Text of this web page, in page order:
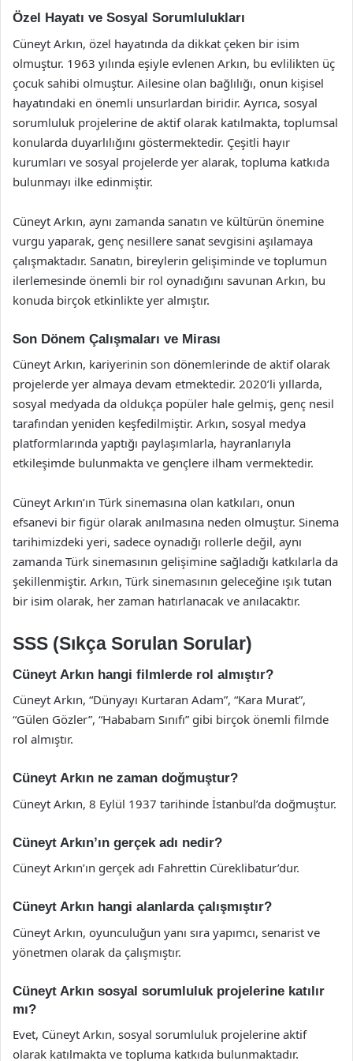
Özel Hayatı ve Sosyal Sorumlulukları
Cüneyt Arkın, özel hayatında da dikkat çeken bir isim
olmuştur. 1963 yılında eşiyle evlenen Arkın, bu evlilikten üç
çocuk sahibi olmuştur. Ailesine olan bağlılığı, onun kişisel
hayatındaki en önemli unsurlardan biridir. Ayrıca, sosyal
sorumluluk projelerine de aktif olarak katılmakta, toplumsal
konularda duyarlılığını göstermektedir. Çeşitli hayır
kurumları ve sosyal projelerde yer alarak, topluma katkıda
bulunmayı ilke edinmiştir.
Cüneyt Arkın, aynı zamanda sanatın ve kültürün önemine
vurgu yaparak, genç nesillere sanat sevgisini aşılamaya
çalışmaktadır. Sanatın, bireylerin gelişiminde ve toplumun
ilerlemesinde önemli bir rol oynadığını savunan Arkın, bu
konuda birçok etkinlikte yer almıştır.
Son Dönem Çalışmaları ve Mirası
Cüneyt Arkın, kariyerinin son dönemlerinde de aktif olarak
projelerde yer almaya devam etmektedir. 2020’li yıllarda,
sosyal medyada da oldukça popüler hale gelmiş, genç nesil
tarafından yeniden keşfedilmiştir. Arkın, sosyal medya
platformlarında yaptığı paylaşımlarla, hayranlarıyla
etkileşimde bulunmakta ve gençlere ilham vermektedir.
Cüneyt Arkın’ın Türk sinemasına olan katkıları, onun
efsanevi bir figür olarak anılmasına neden olmuştur. Sinema
tarihimizdeki yeri, sadece oynadığı rollerle değil, aynı
zamanda Türk sinemasının gelişimine sağladığı katkılarla da
şekillenmiştir. Arkın, Türk sinemasının geleceğine ışık tutan
bir isim olarak, her zaman hatırlanacak ve anılacaktır.
SSS (Sıkça Sorulan Sorular)
Cüneyt Arkın hangi filmlerde rol almıştır?
Cüneyt Arkın, “Dünyayı Kurtaran Adam”, “Kara Murat”,
“Gülen Gözler”, “Hababam Sınıfı” gibi birçok önemli filmde
rol almıştır.
Cüneyt Arkın ne zaman doğmuştur?
Cüneyt Arkın, 8 Eylül 1937 tarihinde İstanbul’da doğmuştur.
Cüneyt Arkın’ın gerçek adı nedir?
Cüneyt Arkın’ın gerçek adı Fahrettin Cüreklibatur’dur.
Cüneyt Arkın hangi alanlarda çalışmıştır?
Cüneyt Arkın, oyunculuğun yanı sıra yapımcı, senarist ve
yönetmen olarak da çalışmıştır.
Cüneyt Arkın sosyal sorumluluk projelerine katılır
mı?
Evet, Cüneyt Arkın, sosyal sorumluluk projelerine aktif
olarak katılmakta ve topluma katkıda bulunmaktadır.